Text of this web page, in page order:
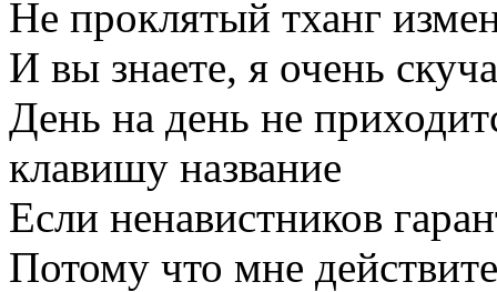
Не проклятый тханг
И вы знаете, я очень
День на день не
клавишу название
Если ненавистников
Потому что мне